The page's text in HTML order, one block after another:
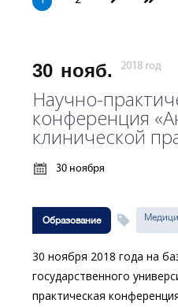
30 нояб. 2018 год
Научно-
конференция
клинической
30 ноября
Образование
30 ноября 2018 года на
государственного
практическая